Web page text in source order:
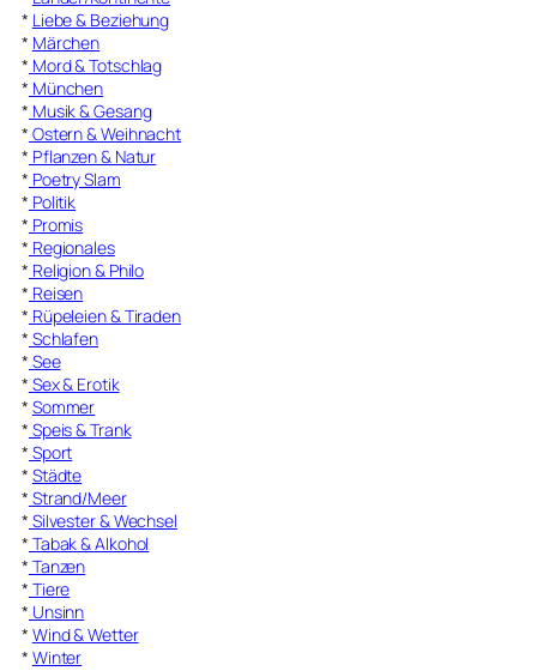
* Liebe & Beziehung
* Märchen
* Mord & Totschlag
* München
* Musik & Gesang
* Ostern & Weihnacht
* Pflanzen & Natur
* Poetry Slam
* Politik
* Promis
* Regionales
* Religion & Philo
* Reisen
* Rüpeleien & Tiraden
* Schlafen
* See
* Sex & Erotik
* Sommer
* Speis & Trank
* Sport
* Städte
* Strand/Meer
* Silvester & Wechsel
* Tabak & Alkohol
* Tanzen
* Tiere
* Unsinn
* Wind & Wetter
* Winter